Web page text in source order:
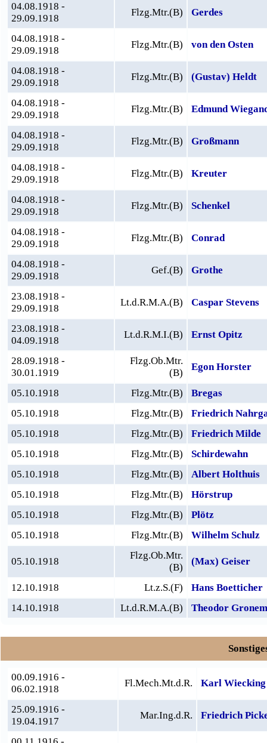
04.08.1918 -
29.09.1918
Flzg.Mtr.(B) Gerdes
04.08.1918 -
29.09.1918
Flzg.Mtr.(B) von den Osten
04.08.1918 -
29.09.1918
Flzg.Mtr.(B) (Gustav) Heldt
04.08.1918 -
29.09.1918
Flzg.Mtr.(B) Edmund
04.08.1918 -
29.09.1918
Flzg.Mtr.(B) Großmann
04.08.1918 -
29.09.1918
Flzg.Mtr.(B) Kreuter
04.08.1918 -
29.09.1918
Flzg.Mtr.(B) Schenkel
04.08.1918 -
29.09.1918
Flzg.Mtr.(B) Conrad
04.08.1918 -
29.09.1918
Gef.(B) Grothe
23.08.1918 -
29.09.1918
Lt.d.R.M.A.(B) Caspar Stevens
23.08.1918 -
04.09.1918
Lt.d.R.M.I.(B) Ernst Opitz
28.09.1918 -
30.01.1919
Flzg.Ob.Mtr.
(B)
Egon Horster
05.10.1918 Flzg.Mtr.(B)
Bregas
05.10.1918
Flzg.Mtr.(B)
Friedrich
05.10.1918
Flzg.Mtr.(B)
Friedrich Milde
05.10.1918
Flzg.Mtr.(B)
Schirdewahn
05.10.1918
Flzg.Mtr.(B)
Albert Holthuis
05.10.1918
Flzg.Mtr.(B)
Hörstrup
05.10.1918
Flzg.Mtr.(B)
Plötz
05.10.1918
Flzg.Mtr.(B) Wilhelm Schulz
05.10.1918
Flzg.Ob.Mtr.
(B)
(Max) Geiser
12.10.1918 Lt.z.S.(F)
Hans Boetticher
14.10.1918
Lt.d.R.M.A.(B) Theodor
00.09.1916 -
06.02.1918
Fl.Mech.Mt.d.R. Karl Wiecking
25.09.1916 -
19.04.1917
Mar.Ing.d.R. Friedrich